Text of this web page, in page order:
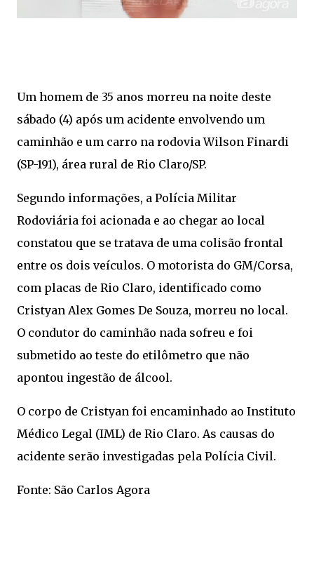
Um homem de 35 anos morreu na noite deste
sábado (4) após um acidente envolvendo um
caminhão e um carro na rodovia Wilson Finardi
(SP-191), área rural de Rio Claro/SP.
Segundo informações, a Polícia Militar
Rodoviária foi acionada e ao chegar ao local
constatou que se tratava de uma colisão frontal
entre os dois veículos. O motorista do GM/Corsa,
com placas de Rio Claro, identificado como
Cristyan Alex Gomes De Souza, morreu no local.
O condutor do caminhão nada sofreu e foi
submetido ao teste do etilômetro que não
apontou ingestão de álcool.
O corpo de Cristyan foi encaminhado ao Instituto
Médico Legal (IML) de Rio Claro. As causas do
acidente serão investigadas pela Polícia Civil.
Fonte: São Carlos Agora